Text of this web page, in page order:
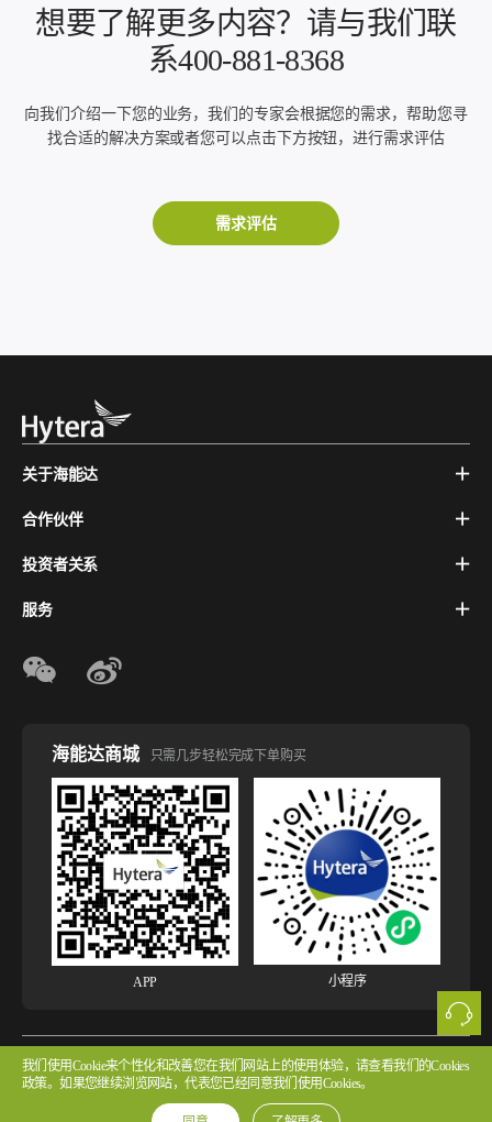
想要了解更多内容？请与我们联
系400-881-8368
向我们介绍一下您的业务，我们的专家会根据您的需求，帮助您寻
找合适的解决方案或者您可以点击下方按钮，进行需求评估
需求评估
关于海能达
合作伙伴
投资者关系
服务
海能达商城 只需几步轻松完成下单购买
APP 小程序
版权所有 © 2026 海能达通信股份有限公司粤ICP备2022107854号 粤公网安备
44030502002314号
我们使用Cookie来个性化和改善您在我们网站上的使用体验，请查看我们的Cookies
政策。如果您继续浏览网站，代表您已经同意我们使用Cookies。